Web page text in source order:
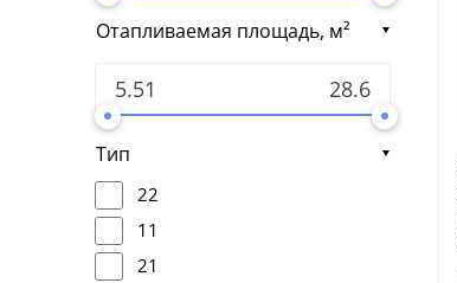
Отапливаемая площадь, м²
Тип
22
11
21